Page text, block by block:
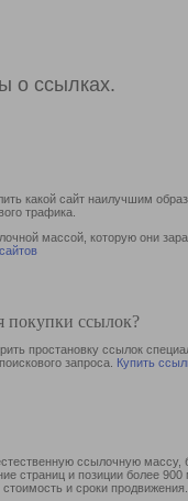
о ссылках.
какой сайт наилучшим
трафика.
массой, которую они
покупки ссылок?
простановку ссылок
запроса. Купить
ссылочную
страниц и позиции более
и сроки продвижения.